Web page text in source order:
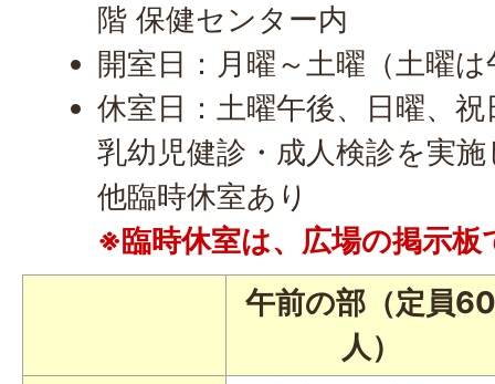
階 保健センター内
開室日：月曜～土曜（土曜
休室日：土曜午後、日曜、
乳幼児健診・成人検診を実
他臨時休室あり
※臨時休室は、広場の掲示
午前の部（定員60
人）